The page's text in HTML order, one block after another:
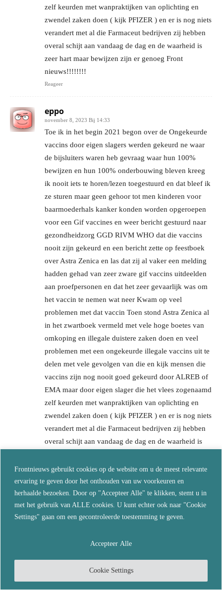
Frontnieuws gebruikt cookies op de website om u de meest relevante
ervaring te geven door het onthouden van uw voorkeuren en
herhaalde bezoeken. Door op "Accepteer Alle" te klikken, stemt u in
met het gebruik van ALLE cookies. U kunt echter ook naar "Cookie
Settings" gaan om een gecontroleerde toestemming te geven.
Cookie Settings
Accepteer Alle
zelf keurden met wanpraktijken van oplichting en
zwendel zaken doen ( kijk PFIZER ) en er is nog niets
verandert met al die Farmaceut bedrijven zij hebben
overal schijt aan vandaag de dag en de waarheid is
zeer hart maar bewijzen zijn er genoeg Front
nieuws!!!!!!!!
Reageer
eppo
november 8, 2023 Bij 14:33
Toe ik in het begin 2021 begon over de Ongekeurde
vaccins door eigen slagers werden gekeurd ne waar
de bijsluiters waren heb gevraag waar hun 100%
bewijzen en hun 100% onderbouwing bleven kreeg
ik nooit iets te horen/lezen toegestuurd en dat bleef ik
ze sturen maar geen gehoor tot men kinderen voor
baarmoederhals kanker konden worden opgeroepen
voor een Gif vaccines en weer bericht gestuurd naar
gezondheidzorg GGD RIVM WHO dat die vaccins
nooit zijn gekeurd en een bericht zette op feestboek
over Astra Zenica en las dat zij al vaker een melding
hadden gehad van zeer zware gif vaccins uitdeelden
aan proefpersonen en dat het zeer gevaarlijk was om
het vaccin te nemen wat neer Kwam op veel
problemen met dat vaccin Toen stond Astra Zenica al
in het zwartboek vermeld met vele hoge boetes van
omkoping en illegale duistere zaken doen en veel
problemen met een ongekeurde illegale vaccins uit te
delen met vele gevolgen van die en kijk mensen die
vaccins zijn nog nooit goed gekeurd door ALREB of
EMA maar door eigen slager die het vlees zogenaamd
zelf keurden met wanpraktijken van oplichting en
zwendel zaken doen ( kijk PFIZER ) en er is nog niets
verandert met al die Farmaceut bedrijven zij hebben
overal schijt aan vandaag de dag en de waarheid is
Of worden jullie ook al zwart betaald door illegale
MEDIA en die criminele farmaceut bedrijven wef dan
doen we ook onderzoek naar deze
Reageer